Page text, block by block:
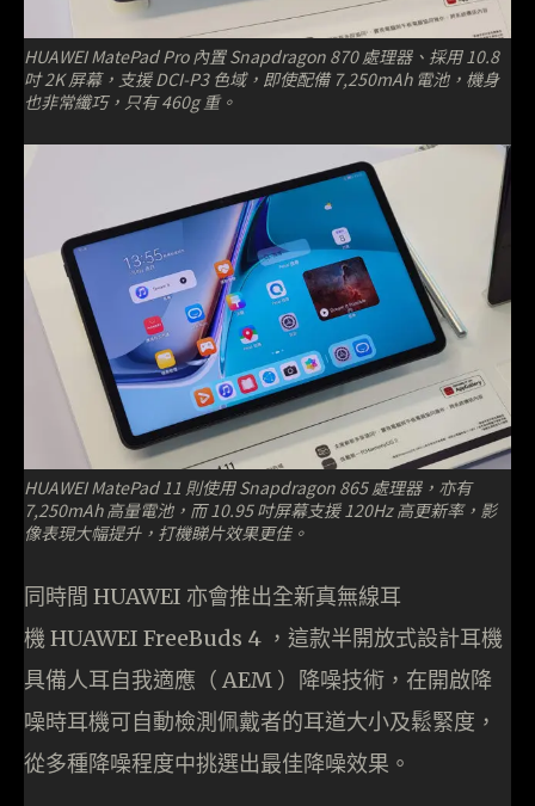
HUAWEI MatePad Pro 內置 Snapdragon 870 處理器、採用 10.8
吋 2K 屏幕，支援 DCI-P3 色域，即使配備 7,250mAh 電池，機身
也非常纖巧，只有 460g 重。
HUAWEI MatePad 11 則使用 Snapdragon 865 處理器，亦有
7,250mAh 高量電池，而 10.95 吋屏幕支援 120Hz 高更新率，影
像表現大幅提升，打機睇片效果更佳。
同時間 HUAWEI 亦會推出全新真無線耳
機 HUAWEI FreeBuds 4 ，這款半開放式設計耳機
具備人耳自我適應（ AEM ）降噪技術，在開啟降
噪時耳機可自動檢測佩戴者的耳道大小及鬆緊度，
從多種降噪程度中挑選出最佳降噪效果。